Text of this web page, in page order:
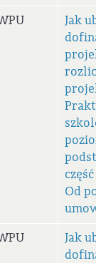
Jak
Od
Jak